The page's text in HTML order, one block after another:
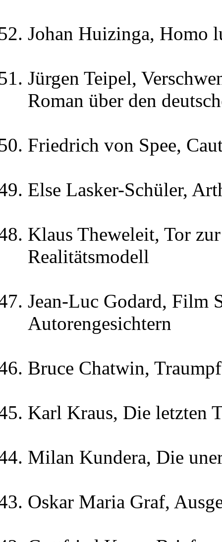
Johan Huizinga, Homo
Jürgen Teipel,
Roman über den
Friedrich von Spee,
Else Lasker-Schüler,
Klaus Theweleit, Tor
Realitätsmodell
Jean-Luc Godard, Film
Autorengesichtern
Bruce Chatwin,
Karl Kraus, Die letzten
Milan Kundera, Die
Oskar Maria Graf,